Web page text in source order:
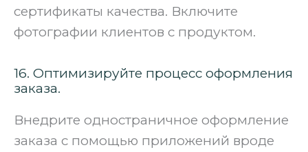
сертификаты качества. Включите
фотографии клиентов с продуктом.
16. Оптимизируйте процесс оформления
заказа.
Внедрите одностраничное оформление
заказа с помощью приложений вроде